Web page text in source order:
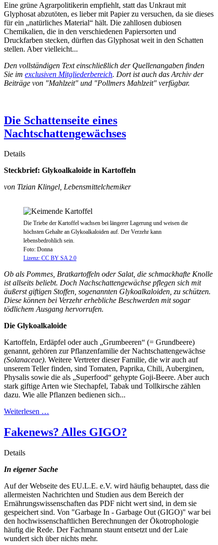
Eine grüne Agrarpolitikerin empfiehlt, statt das Unkraut mit
Glyphosat abzutöten, es lieber mit Papier zu versuchen, da sie dieses
für ein „natürliches Material“ hält. Die zahllosen dubiosen
Chemikalien, die in den verschiedenen Papiersorten und
Druckfarben stecken, dürften das Glyphosat weit in den Schatten
stellen. Aber vielleicht...
Den vollständigen Text einschließlich der Quellenangaben finden
Sie im exclusiven Mitgliederbereich. Dort ist auch das Archiv der
Beiträge von "Mahlzeit" und "Pollmers Mahlzeit" verfügbar.
Die Schattenseite eines
Nachtschattengewächses
Details
Steckbrief: Glykoalkaloide in Kartoffeln
von Tizian Klingel, Lebensmittelchemiker
Die Triebe der Kartoffel wachsen bei längerer Lagerung und weisen die
höchsten Gehalte an Glykoalkaloiden auf. Der Verzehr kann
lebensbedrohlich sein.
Foto: Donna
Lizenz: CC BY SA 2.0
Ob als Pommes, Bratkartoffeln oder Salat, die schmackhafte Knolle
ist allseits beliebt. Doch Nachschattengewächse pflegen sich mit
äußerst giftigen Stoffen, sogenannten Glykoalkaloiden, zu schützen.
Diese können bei Verzehr erhebliche Beschwerden mit sogar
tödlichem Ausgang hervorrufen.
Die Glykoalkaloide
Kartoffeln, Erdäpfel oder auch „Grumbeeren“ (= Grundbeere)
genannt, gehören zur Pflanzenfamilie der Nachtschattengewächse
(Solanaceae). Weitere Vertreter dieser Familie, die wir auch auf
unserem Teller finden, sind Tomaten, Paprika, Chili, Auberginen,
Physalis sowie die als „Superfood“ gehypte Goji-Beere. Aber auch
stark giftige Arten wie Stechapfel, Tabak und Tollkirsche zählen
dazu. Wie alle Pflanzen bedienen sich...
Weiterlesen …
Fakenews? Alles GIGO?
Details
In eigener Sache
Auf der Webseite des EU.L.E. e.V. wird häufig behauptet, dass die
allermeisten Nachrichten und Studien aus dem Bereich der
Ernährungswissenschaften das PDF nicht wert sind, in dem sie
gespeichert sind. Von "Garbage In - Garbage Out (GIGO)" war bei
den hochwissenschaftlichen Berechnungen der Ökotrophologie
häufig die Rede. Der Fachmann staunt entsetzt und der Laie
wundert sich über nichts mehr.